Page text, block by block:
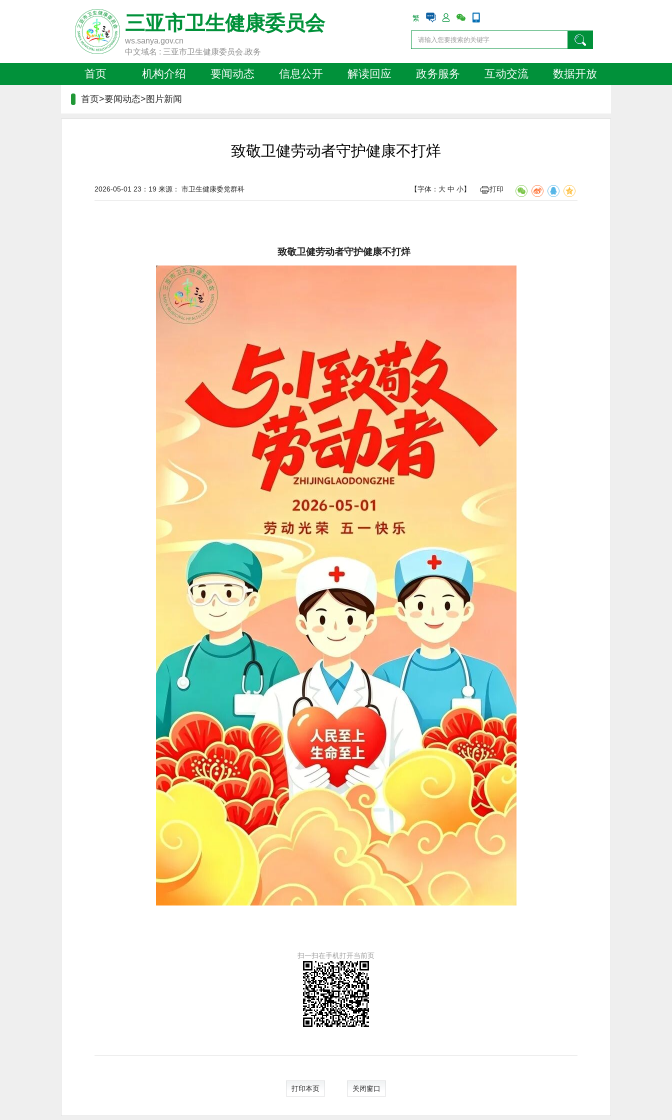
三亚市卫生健康委员会
ws.sanya.gov.cn
中文域名 : 三亚市卫生健康委员会.政务
繁
首页 机构介绍 要闻动态 信息公开 解读回应 政务服务 互动交流 数据开放
首页>要闻动态> 图片新闻
致敬卫健劳动者守护健康不打烊
【字体： 大 中 小】 打印
2026-05-01 23：19 来源： 市卫生健康委党群科
致敬卫健劳动者守护健康不打烊
扫一扫在手机打开当前页
打印本页 关闭窗口